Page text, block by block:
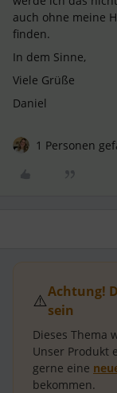
auch ohne meine
finden.
In dem Sinne,
Viele Grüße
Daniel
1 Personen
⚠️Achtung!
sein
Dieses Thema
Unser Produkt
gerne eine
bekommen.